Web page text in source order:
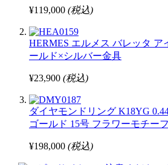
¥119,000 (税込)
HERMES エルメス バレッタ ア
ールド×シルバー金具
¥23,900 (税込)
ダイヤモンドリング K18YG
ゴールド 15号 フラワーモチーフ
¥198,000 (税込)